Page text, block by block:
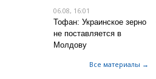
06.08, 16:01
Тофан: Украинское зерно
не поставляется в
Молдову
Все материалы →